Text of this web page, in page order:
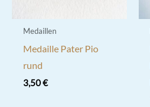
Medaillen
Medaille Pater Pio
rund
3,50€